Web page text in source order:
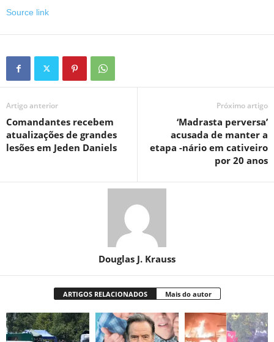
Source link
Artigo anterior
Comandantes recebem
atualizações de grandes
lesões em Jeden Daniels
Próximo artigo
‘Madrasta perversa’
acusada de manter a
etapa -nário em cativeiro
por 20 anos
Douglas J. Krauss
ARTIGOS RELACIONADOS Mais do autor